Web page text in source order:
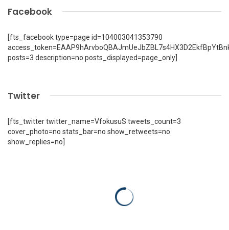
Facebook
[fts_facebook type=page id=104003041353790
posts=3 description=no posts_displayed=page_only]
Twitter
[fts_twitter twitter_name=VfokusuS tweets_count=3
cover_photo=no stats_bar=no show_retweets=no
show_replies=no]